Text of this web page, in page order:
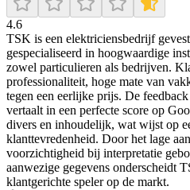
4.6
TSK is een elektriciensbedrijf
gespecialiseerd in hoogwaardige
zowel particulieren als bedrijven.
professionaliteit, hoge mate van
tegen een eerlijke prijs. De
vertaalt in een perfecte score op
divers en inhoudelijk, wat wijst op
klanttevredenheid. Door het lage
voorzichtigheid bij interpretatie
aanwezige gegevens onderscheidt
klantgerichte speler op de markt.